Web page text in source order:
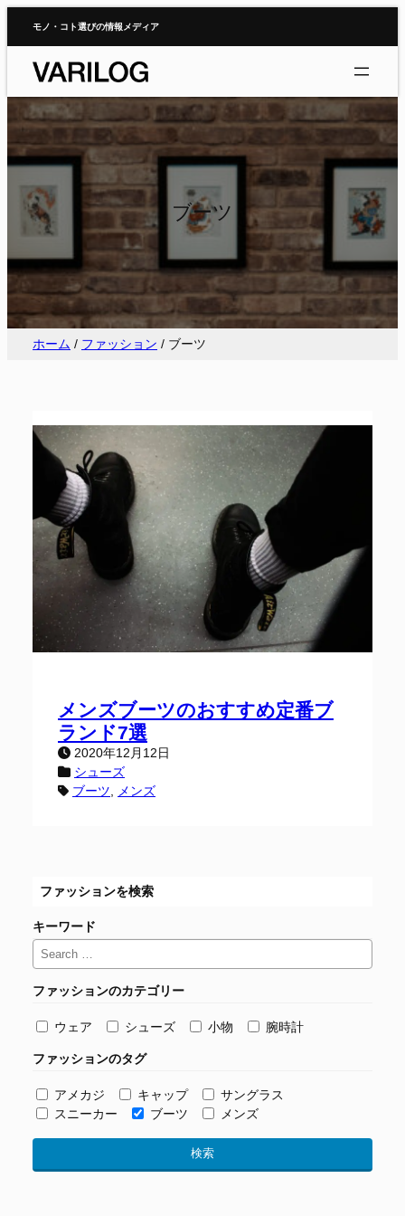
ッ
プ
モノ・コト選びの情報メディア
ブーツ
ホーム / ファッション / ブーツ
メンズブーツのおすすめ定番ブ
ランド7選
2020年12月12日
シューズ
ブーツ
メンズ
ファッションを検索
キーワード
ファッションのカテゴリー
ウェア シューズ 小物 腕時計
ファッションのタグ
アメカジ キャップ
サングラス
スニーカー
ブーツ メンズ